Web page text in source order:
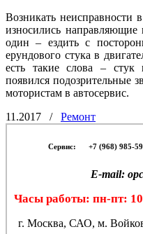
Возникать
износились направляющие
один – ездить с
ерундового стука в
есть такие слова –
появился подозрительные
мотористам в автосервис.
11.2017
/ Ремонт
Сервис: +7 (968) 985-
E-mail:
Часы работы: пн-пт:
г. Москва, САО, м.